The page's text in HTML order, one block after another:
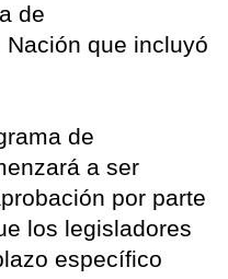
de
que incluyó
de
a ser
por parte
los legisladores
específico